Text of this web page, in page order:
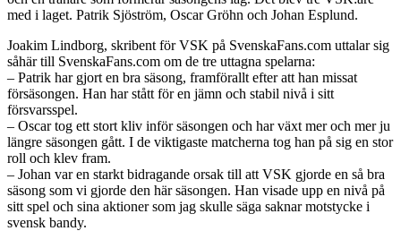
med i laget. Patrik Sjöström, Oscar Gröhn och Johan Esplund.
Joakim Lindborg, skribent för VSK på SvenskaFans.com uttalar sig
såhär till SvenskaFans.com om de tre uttagna spelarna:
– Patrik har gjort en bra säsong, framförallt efter att han missat
försäsongen. Han har stått för en jämn och stabil nivå i sitt
försvarsspel.
– Oscar tog ett stort kliv inför säsongen och har växt mer och mer ju
längre säsongen gått. I de viktigaste matcherna tog han på sig en stor
roll och klev fram.
– Johan var en starkt bidragande orsak till att VSK gjorde en så bra
säsong som vi gjorde den här säsongen. Han visade upp en nivå på
sitt spel och sina aktioner som jag skulle säga saknar motstycke i
svensk bandy.